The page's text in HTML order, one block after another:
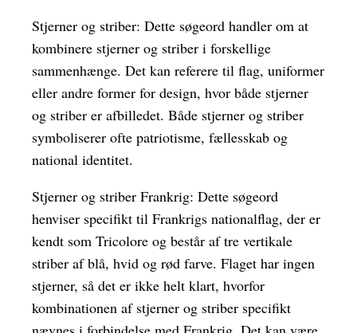
Stjerner og striber: Dette søgeord handler om at
kombinere stjerner og striber i forskellige
sammenhænge. Det kan referere til flag, uniformer
eller andre former for design, hvor både stjerner
og striber er afbilledet. Både stjerner og striber
symboliserer ofte patriotisme, fællesskab og
national identitet.
Stjerner og striber Frankrig: Dette søgeord
henviser specifikt til Frankrigs nationalflag, der er
kendt som Tricolore og består af tre vertikale
striber af blå, hvid og rød farve. Flaget har ingen
stjerner, så det er ikke helt klart, hvorfor
kombinationen af stjerner og striber specifikt